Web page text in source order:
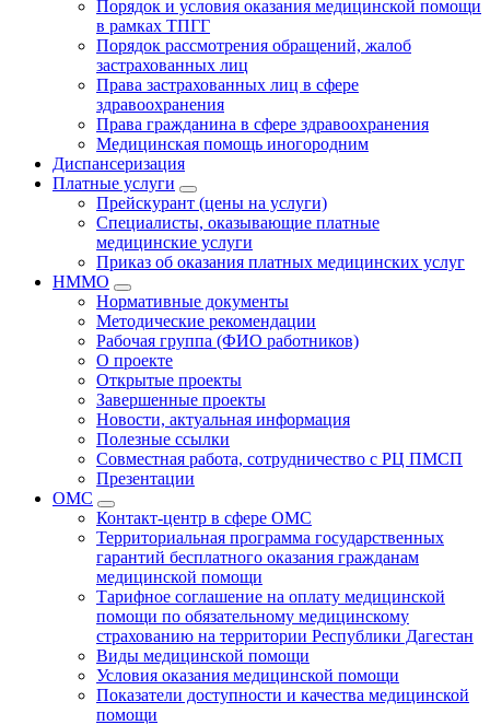
Порядок и условия оказания медицинской помощи
в рамках ТПГГ
Порядок рассмотрения обращений, жалоб
застрахованных лиц
Права застрахованных лиц в сфере
здравоохранения
Права гражданина в сфере здравоохранения
Медицинская помощь иногородним
Диспансеризация
Платные услуги
Прейскурант (цены на услуги)
Специалисты, оказывающие платные
медицинские услуги
Приказ об оказания платных медицинских услуг
НММО
Нормативные документы
Методические рекомендации
Рабочая группа (ФИО работников)
О проекте
Открытые проекты
Завершенные проекты
Новости, актуальная информация
Полезные ссылки
Совместная работа, сотрудничество с РЦ ПМСП
Презентации
ОМС
Контакт-центр в сфере ОМС
Территориальная программа государственных
гарантий бесплатного оказания гражданам
медицинской помощи
Тарифное соглашение на оплату медицинской
помощи по обязательному медицинскому
страхованию на территории Республики Дагестан
Виды медицинской помощи
Условия оказания медицинской помощи
Показатели доступности и качества медицинской
помощи